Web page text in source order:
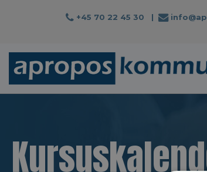
+45 70 22 45 30 |